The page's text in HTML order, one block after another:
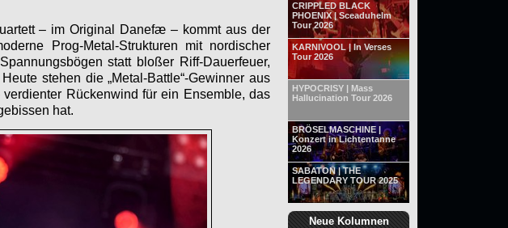
CRIPPLED BLACK
PHOENIX | Sceaduhelm
Tour 2026
KARNIVOOL | In Verses
Tour 2026
HYPOCRISY | Mass
Hallucination Tour 2026
BRÖSELMASCHINE |
Konzert in Lichtentanne
2026
SABATON | THE
LEGENDARY TOUR 2025
Neue Kolumnen
– im Original Danefæ – kommt aus der
Prog-Metal-Strukturen mit nordischer
statt bloßer Riff-Dauerfeuer,
stehen die „Metal-Battle“-Gewinner aus
Rückenwind für ein Ensemble, das
hat.